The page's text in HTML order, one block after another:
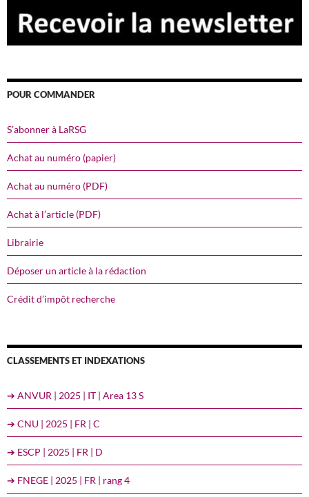
POUR COMMANDER
S’abonner à LaRSG
Achat au numéro (papier)
Achat au numéro (PDF)
Achat à l’article (PDF)
Librairie
Déposer un article à la rédaction
Crédit d’impôt recherche
CLASSEMENTS ET INDEXATIONS
➔ ANVUR | 2025 | IT | Area 13 S
➔ CNU | 2025 | FR | C
➔ ESCP | 2025 | FR | D
➔ FNEGE | 2025 | FR | rang 4